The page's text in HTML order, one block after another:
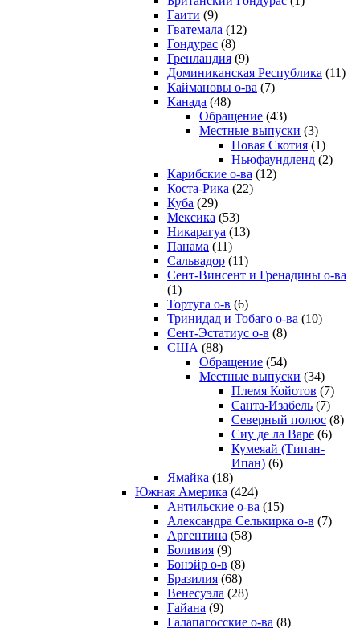
Гаити (9)
Гватемала (12)
Гондурас (8)
Гренландия (9)
Доминиканская Республика (11)
Каймановы о-ва (7)
Канада (48)
Обращение (43)
Местные выпуски (3)
Новая Скотия (1)
Ньюфаундленд (2)
Карибские о-ва (12)
Коста-Рика (22)
Куба (29)
Мексика (53)
Никарагуа (13)
Панама (11)
Сальвадор (11)
Сент-Винсент и Гренадины о-ва
(1)
Тортуга о-в (6)
Тринидад и Тобаго о-ва (10)
Сент-Эстатиус о-в (8)
США (88)
Обращение (54)
Местные выпуски (34)
Племя Койотов (7)
Санта-Изабель (7)
Северный полюс (8)
Сиу де ла Варе (6)
Кумеяай (Типан-
Ипан) (6)
Ямайка (18)
Южная Америка (424)
Антильские о-ва (15)
Александра Селькирка о-в (7)
Аргентина (58)
Боливия (9)
Бонэйр о-в (8)
Бразилия (68)
Венесуэла (28)
Гайана (9)
Галапагосские о-ва (8)